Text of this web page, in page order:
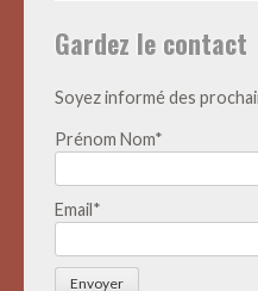
Gardez le contact
Soyez informé des
Prénom Nom*
Email*